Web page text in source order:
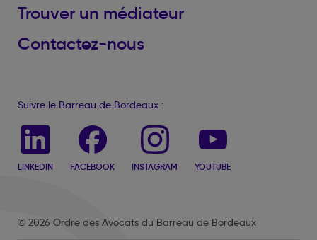
Trouver un médiateur
Contactez-nous
Suivre le Barreau de Bordeaux :
LINKEDIN FACEBOOK INSTAGRAM YOUTUBE
© 2026 Ordre des Avocats du Barreau de Bordeaux